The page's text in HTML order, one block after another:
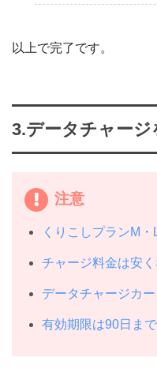
以上で完了です。
3.データチャー
注意
くりこしプランM
チャージ料金は安
データチャージカ
有効期限は90日まで